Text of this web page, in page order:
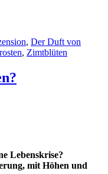
, Der Duft von
, Zimtblüten
Lebenskrise?
mit Höhen und